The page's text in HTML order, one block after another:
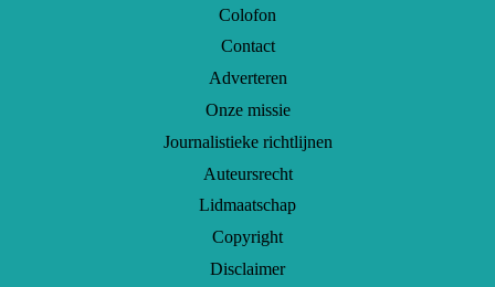
Colofon
Contact
Adverteren
Onze missie
Journalistieke richtlijnen
Auteursrecht
Lidmaatschap
Copyright
Disclaimer